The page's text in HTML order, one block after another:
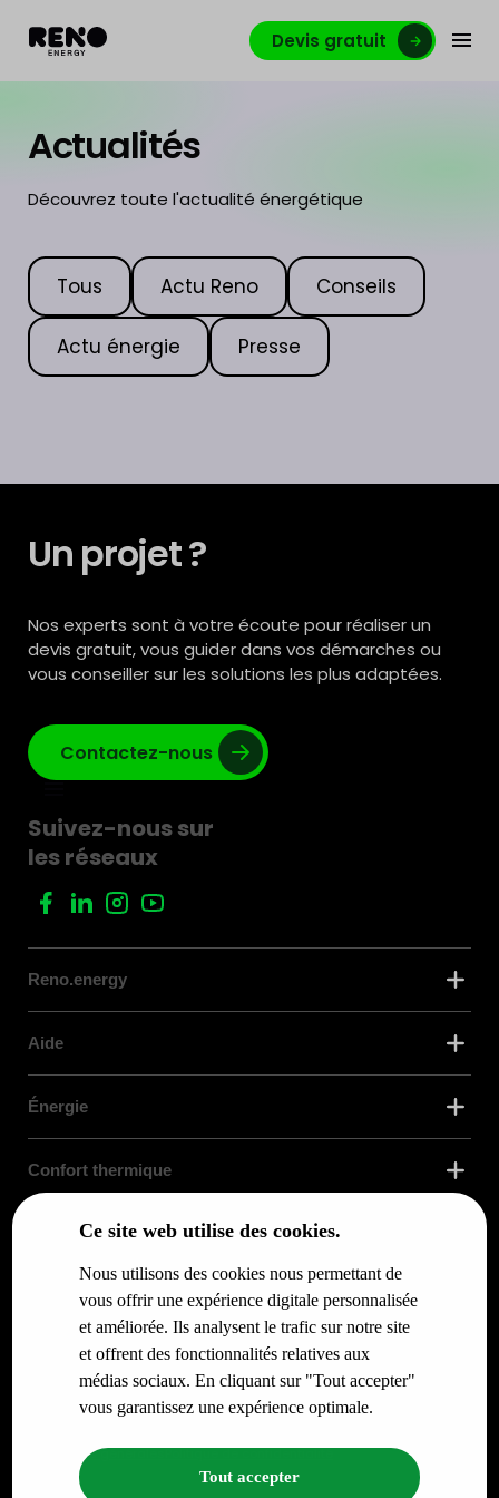
Ce site web utilise des cookies.
Nous utilisons des cookies nous permettant de
vous offrir une expérience digitale personnalisée
et améliorée. Ils analysent le trafic sur notre site
et offrent des fonctionnalités relatives aux
médias sociaux. En cliquant sur "Tout accepter"
vous garantissez une expérience optimale.
Tout accepter
Devis gratuit
Actualités
Découvrez toute l'actualité énergétique
Tous Actu Reno Conseils
Actu énergie Presse
Un projet ?
Nos experts sont à votre écoute pour réaliser un
devis gratuit, vous guider dans vos démarches ou
vous conseiller sur les solutions les plus adaptées.
Contactez-nous
Suivez-nous sur
les réseaux
Reno.energy
Aide
Énergie
Confort thermique
Enveloppe du bâtiment
Services
Infos pour
Conditions généralesPolitique de confidentialité